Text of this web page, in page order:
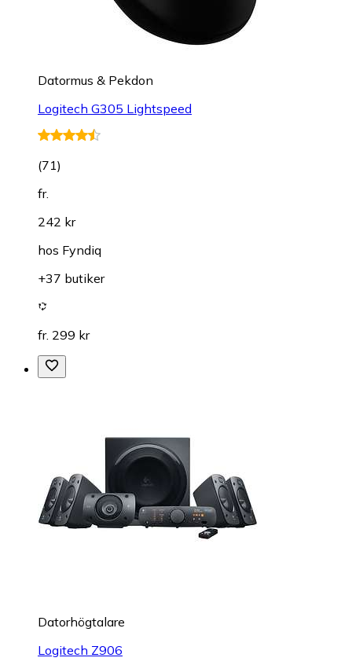
Datormus & Pekdon
Logitech G305 Lightspeed
(71)
fr.
242 kr
hos Fyndiq
+37 butiker
fr. 299 kr
Datorhögtalare
Logitech Z906